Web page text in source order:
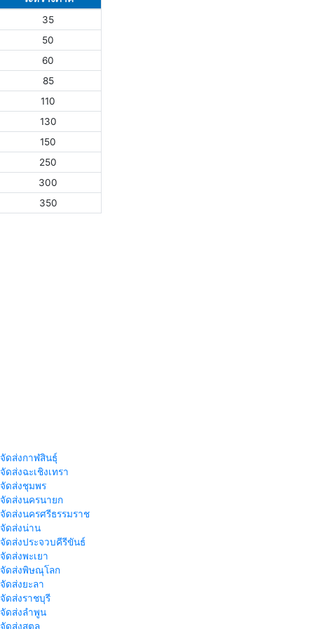
35
50
60
85
110
130
150
250
300
350
ดส่งกาฬสินธุ์
ดส่งฉะเชิงเทรา
ดส่งชุมพร
ดส่งนครนายก
ดส่งนครศรีธรรมราช
ดส่งน่าน
ดส่งประจวบคีรีขันธ์
ดส่งพะเยา
ดส่งพิษณุโลก
ดส่งยะลา
ดส่งราชบุรี
ดส่งลำพูน
ดส่งสตูล